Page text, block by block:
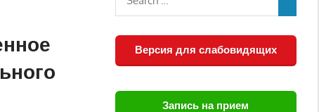
Версия для слабовидящих
Запись на прием